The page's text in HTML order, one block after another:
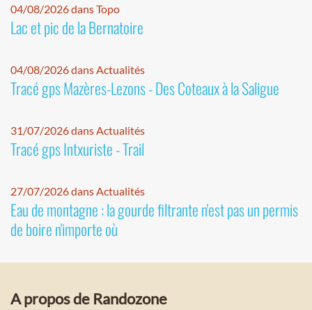
04/08/2026 dans Topo
Lac et pic de la Bernatoire
04/08/2026 dans Actualités
Tracé gps Mazères-Lezons - Des Coteaux à la Saligue
31/07/2026 dans Actualités
Tracé gps Intxuriste - Trail
27/07/2026 dans Actualités
Eau de montagne : la gourde filtrante n'est pas un permis
de boire n'importe où
A propos de Randozone